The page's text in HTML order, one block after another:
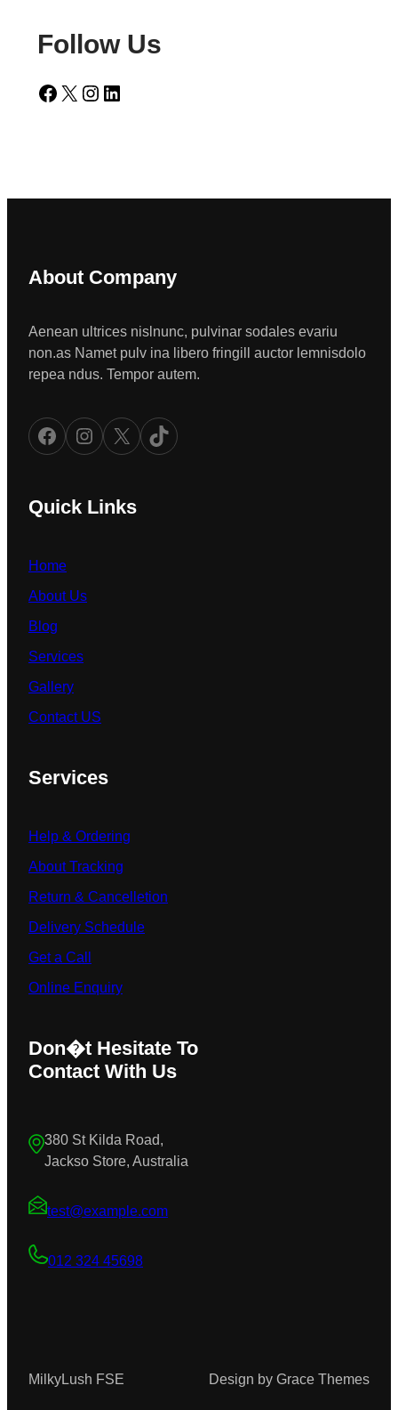
Follow Us
Facebook X Instagram LinkedIn
About Company
Aenean ultrices nislnunc, pulvinar sodales evariu
non.as Namet pulv ina libero fringill auctor lemnisdolo
repea ndus. Tempor autem.
Facebook Instagram X TikTok
Quick Links
Home
About Us
Blog
Services
Gallery
Contact US
Services
Help & Ordering
About Tracking
Return & Cancelletion
Delivery Schedule
Get a Call
Online Enquiry
Don�t Hesitate To
Contact With Us
380 St Kilda Road,
Jackso Store, Australia
test@example.com
012 324 45698
MilkyLush FSE Design by Grace Themes